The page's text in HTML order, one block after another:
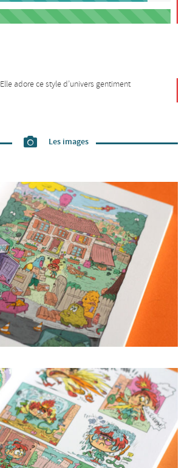
Elle adore ce style d’univers gentiment
Les images